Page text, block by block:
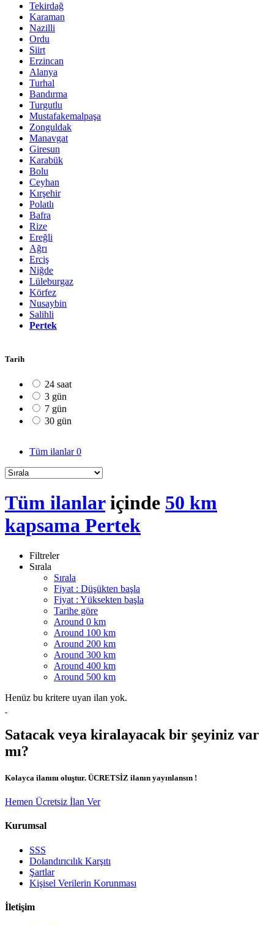
Tekirdağ
Karaman
Nazilli
Ordu
Siirt
Erzincan
Alanya
Turhal
Bandırma
Turgutlu
Mustafakemalpaşa
Zonguldak
Manavgat
Giresun
Karabük
Bolu
Ceyhan
Kırşehir
Polatlı
Bafra
Rize
Ereğli
Ağrı
Erciş
Niğde
Lüleburgaz
Körfez
Nusaybin
Salihli
Pertek
Tarih
24 saat
3 gün
7 gün
30 gün
Tüm ilanlar0
Tüm ilanlariçinde 50 km
kapsama Pertek
Filtreler
Sırala
Sırala
Fiyat : Düşükten başla
Fiyat : Yüksekten başla
Tarihe göre
Around 0 km
Around 100 km
Around 200 km
Around 300 km
Around 400 km
Around 500 km
Henüz bu kritere uyan ilan yok.
Satacak veya kiralayacak bir şeyiniz var
mı?
Kolayca ilanını oluştur. ÜCRETSİZ ilanın yayınlansın !
Hemen Ücretsiz İlan Ver
Kurumsal
SSS
Dolandırıcılık Karşıtı
Şartlar
Kişisel Verilerin Korunması
İletişim